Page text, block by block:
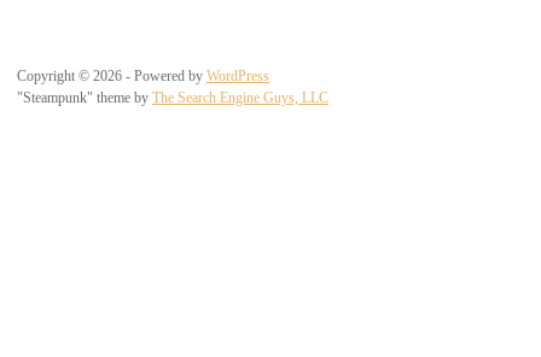
Copyright © 2026 - Powered by WordPress
"Steampunk" theme by The Search Engine Guys, LLC